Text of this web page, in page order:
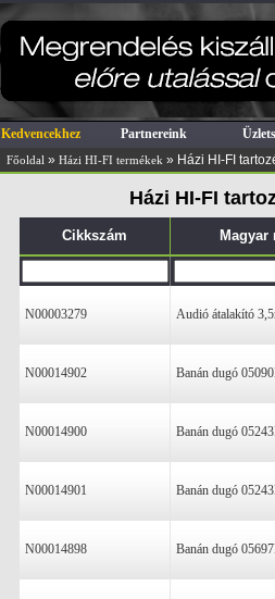
Kedvencekhez Partnereink
Főoldal » Házi HI-FI termékek » Házi HI-FI
Házi HI-FI
Cikkszám Magyar
N00003279 Audió átalakító
N00014902 Banán dugó
N00014900 Banán dugó
N00014901 Banán dugó
N00014898 Banán dugó